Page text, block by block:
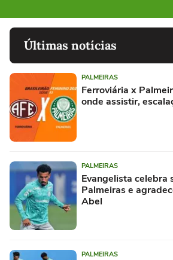
Últimas notícias
PALMEIRAS
Ferroviária x
onde assistir,
PALMEIRAS
Evangelista celebra
Palmeiras e
Abel
PALMEIRAS